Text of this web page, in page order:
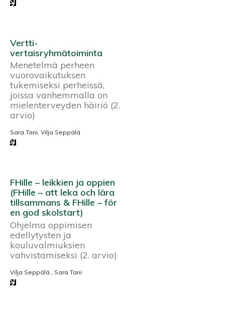
Vertti-
vertaisryhmätoiminta
Menetelmä perheen
vuorovaikutuksen
tukemiseksi perheissä,
joissa vanhemmalla on
mielenterveyden häiriö (2.
arvio)
Sara Tani, Vilja Seppälä
FHille – leikkien ja oppien
(FHille – att leka och lära
tillsammans & FHille – för
en god skolstart)
Ohjelma oppimisen
edellytysten ja
kouluvalmiuksien
vahvistamiseksi (2. arvio)
Vilja Seppälä , Sara Tani